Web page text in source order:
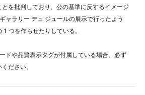
を批判しており、公の基準に反するイメージ
ャラリー デュ ジュールの展示で行ったよう
つを作らせたりしている。
ドや品質表示タグが付属している場合、必ず
ださい。